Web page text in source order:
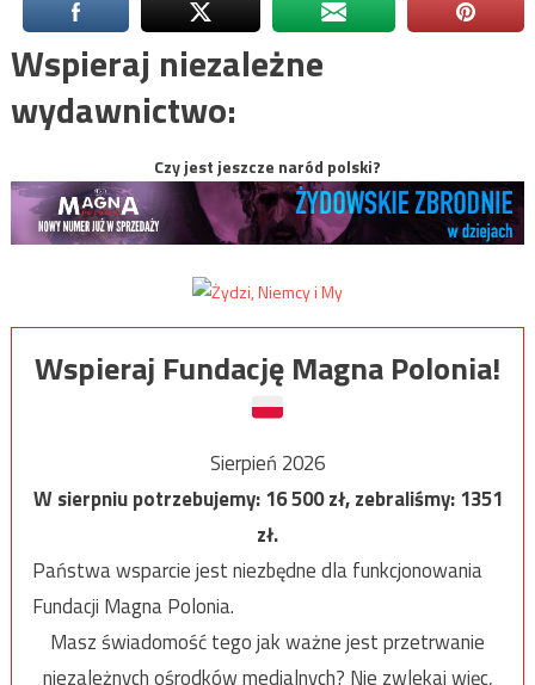
Wspieraj niezależne
wydawnictwo:
Czy jest jeszcze naród polski?
Wspieraj Fundację Magna Polonia!
Sierpień 2026
W sierpniu potrzebujemy:16 500zł, zebraliśmy:1351
zł.
Państwa wsparcie jest niezbędne dla funkcjonowania
Fundacji Magna Polonia.
Masz świadomość tego jak ważne jest przetrwanie
niezależnych ośrodków medialnych? Nie zwlekaj więc,